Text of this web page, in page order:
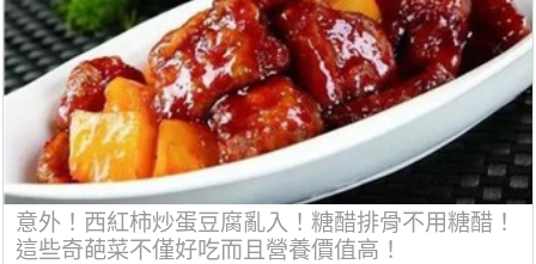
意外！西紅柿炒蛋豆腐亂入！糖醋排骨不用糖醋！
這些奇葩菜不僅好吃而且營養價值高！